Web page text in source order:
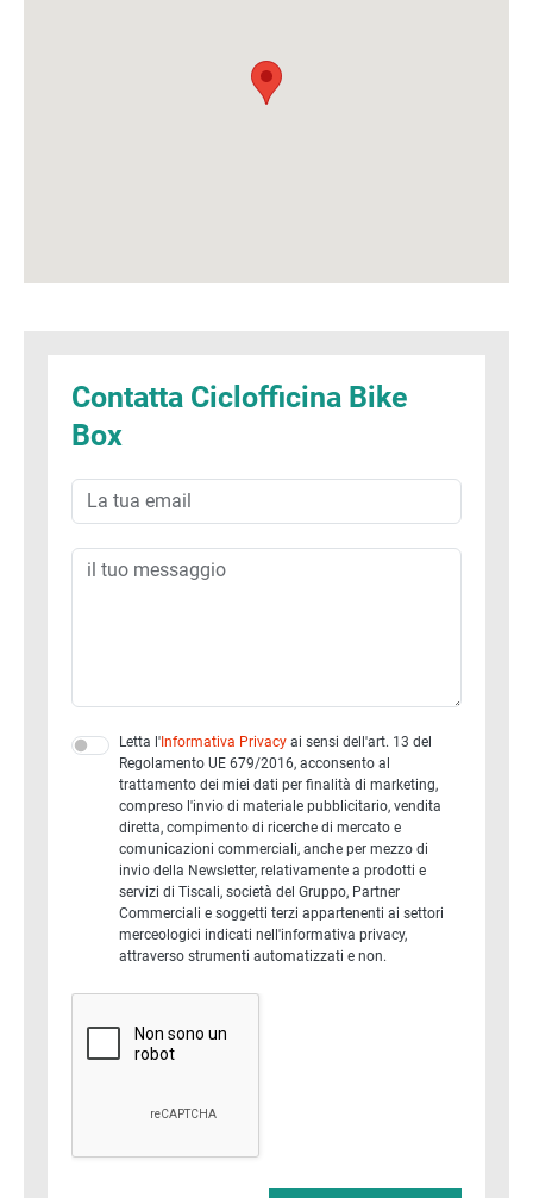
Contatta Ciclofficina Bike
Box
Letta l' Informativa Privacy ai sensi dell'art. 13 del
Regolamento UE 679/2016, acconsento al
trattamento dei miei dati per finalità di marketing,
compreso l'invio di materiale pubblicitario, vendita
diretta, compimento di ricerche di mercato e
comunicazioni commerciali, anche per mezzo di
invio della Newsletter, relativamente a prodotti e
servizi di Tiscali, società del Gruppo, Partner
Commerciali e soggetti terzi appartenenti ai settori
merceologici indicati nell'informativa privacy,
attraverso strumenti automatizzati e non.